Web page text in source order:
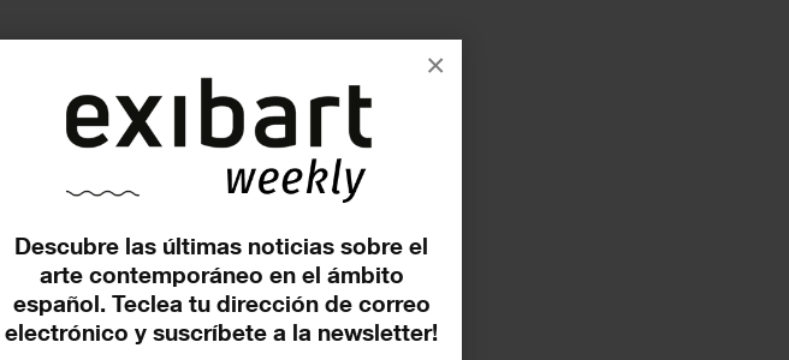
Descubre las últimas noticias sobre el
arte contemporáneo en el ámbito
español. Teclea tu dirección de correo
electrónico y suscríbete a la newsletter!
×